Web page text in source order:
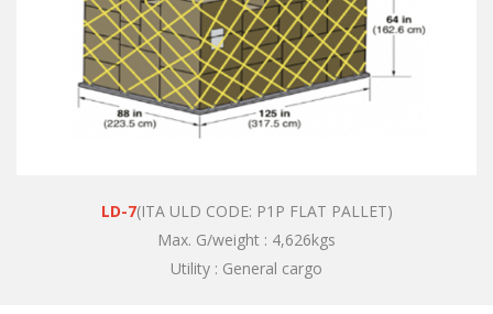
LD-7(ITA ULD CODE: P1P FLAT PALLET)
Max. G/weight : 4,626kgs
Utility : General cargo